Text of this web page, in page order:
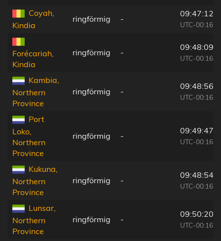
Coyah,
Kindia
ringförmig -
09:47:12
UTC-00:16
Forécariah,
Kindia
ringförmig -
09:48:09
UTC-00:16
Kambia,
Northern
Province
ringförmig -
09:48:56
UTC-00:16
Port
Loko,
Northern
Province
ringförmig -
09:49:47
UTC-00:16
Kukuna,
Northern
Province
ringförmig -
09:48:54
UTC-00:16
Lunsar,
Northern
Province
ringförmig -
09:50:20
UTC-00:16